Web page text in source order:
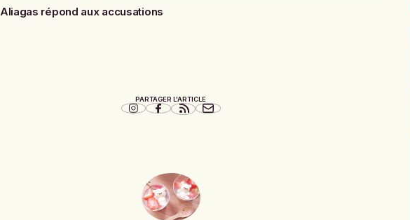
Aliagas répond aux accusations
PARTAGER L'ARTICLE